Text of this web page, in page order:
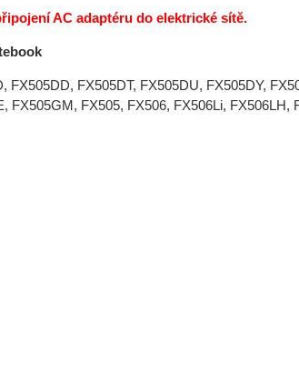
AC adaptéru do elektrické sítě.
FX505DD, FX505DT, FX505DU, FX505DY,
FX505GM, FX505, FX506, FX506Li, FX506LH,